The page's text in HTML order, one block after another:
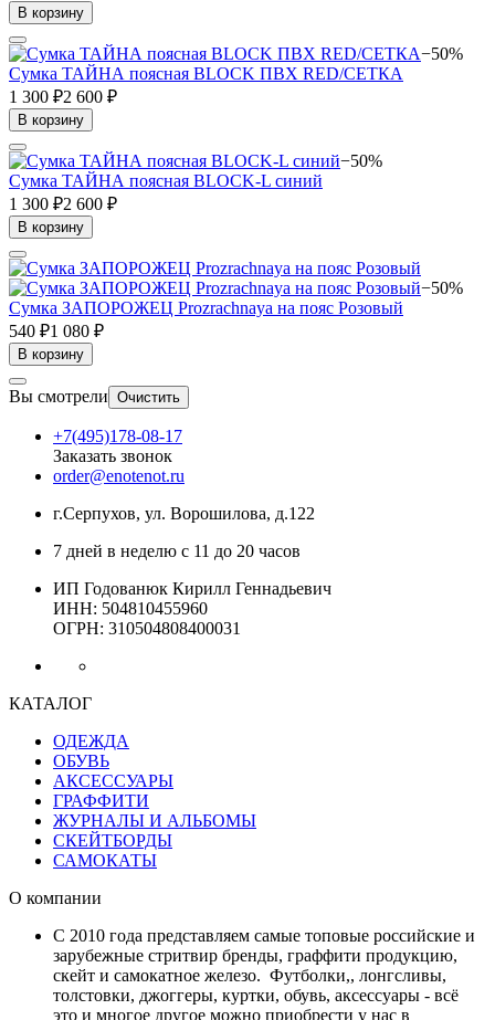
В корзину
−50%
Сумка ТАЙНА поясная BLOCK ПВХ RED/СЕТКА
1 300 ₽2 600 ₽
В корзину
−50%
Сумка ТАЙНА поясная BLOCK-L синий
1 300 ₽2 600 ₽
В корзину
−50%
Сумка ЗАПОРОЖЕЦ Prozrachnaya на пояс Розовый
540 ₽1 080 ₽
В корзину
Вы смотрели Очистить
+7(495)178-08-17
Заказать звонок
order@enotenot.ru
г.Серпухов, ул. Ворошилова, д.122
7 дней в неделю с 11 до 20 часов
ИП Годованюк Кирилл Геннадьевич
ИНН: 504810455960
ОГРН: 310504808400031
КАТАЛОГ
ОДЕЖДА
ОБУВЬ
АКСЕССУАРЫ
ГРАФФИТИ
ЖУРНАЛЫ И АЛЬБОМЫ
СКЕЙТБОРДЫ
САМОКАТЫ
О компании
С 2010 года представляем самые топовые российские и
зарубежные стритвир бренды, граффити продукцию,
скейт и самокатное железо. Футболки,, лонгсливы,
толстовки, джоггеры, куртки, обувь, аксессуары - всё
это и многое другое можно приобрести у нас в